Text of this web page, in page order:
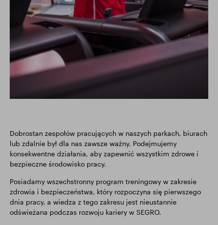
Dobrostan zespołów pracujących w naszych parkach, biurach
lub zdalnie był dla nas zawsze ważny. Podejmujemy
konsekwentne działania, aby zapewnić wszystkim zdrowe i
bezpieczne środowisko pracy.
Posiadamy wszechstronny program treningowy w zakresie
zdrowia i bezpieczeństwa, który rozpoczyna się pierwszego
dnia pracy, a wiedza z tego zakresu jest nieustannie
odświeżana podczas rozwoju kariery w SEGRO.